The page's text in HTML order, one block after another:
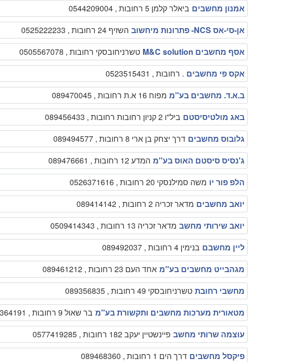
אמנון מחשבים ביאלר קלמן 5 רחובות , 0544209004
אן-סי-אס NCS- פתרונות מיחשוב
השזיף 24 רחובות , 0525222233
אסף מחשבים M&C solution
טשרניחובסקי רחובות , 0505567078
אקס פי מחשבים . רחובות , 0523515431
ב.א.ד. מחשבים בע''מ מפוח 16 א.ת רחובות , 089470045
באג מולטיסיסטם ביל''ו 2 קניון רחובות רחובות , 089456433
גלובוס מחשבים דרך יצחק בן ארי 8 רחובות , 089494577
ג'נסיס סיסטם האוס בע''מ המדע 12 רחובות , 089476661
הלפ פור יו משה סמילנסקי 20 רחובות , 0526371616
יואב מחשבים מדאר זכריה 2 רחובות , 089414142
יואב שירותי מחשב מדאר זכריה 13 רחובות , 0509414343
ליין מחשבם בנימין 4 רחובות , 089492037
מגהבייט מחשבים בע''מ אחד העם 23 רחובות , 089461212
מחשבי רחובת טשרניחובסקי 49 רחובות , 089356835
מטאורית מערכות מחשבים ותקשורת בע''מ בר שאול 9 רחובות , 089364191
עוצמה שרותי מחשב פיינשטיין יעקב 182 רחובות , 0577419285
פיקסל מחשבים דרך הים 1 רחובות , 089468360